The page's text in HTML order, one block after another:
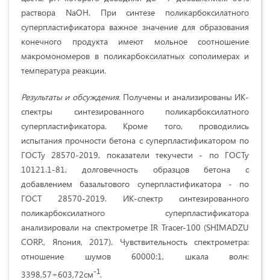
раствора NaOH. При синтезе поликарбоксилатного
суперпластификатора важное значение для образования
конечного продукта имеют мольное соотношение
макромономеров в поликарбоксилатных сополимерах и
температура реакции.
Результаты и обсуждения.Получены и анализированы ИК-
спектры синтезированного поликарбоксилатного
суперпластификатора. Кроме того, проводились
испытания прочности бетона с суперпластификатором по
ГОСТу 28570-2019, показатели текучести - по ГОСТу
10121.1-81, долговечность образцов бетона с
добавлением базальтового суперпластификатора - по
ГОСТ 28570-2019. ИК-спектр синтезированного
поликарбоксилатного суперпластификатора
анализировали на спектрометре IR Tracer-100 (SHIMADZU
CORP., Япония, 2017). Чувствительность спектрометра:
отношение шумов 60000:1, шкала волн:
3398,57÷603,72см-1.